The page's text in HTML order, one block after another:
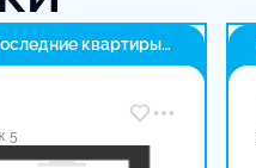
квартиры
5